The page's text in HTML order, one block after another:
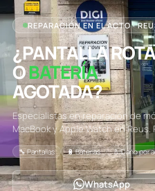
REPARACIÓN EN EL ACTO ·
¿PANTALLA ROTA
OBATERÍA
AGOTADA?
Especialistas en reparación de
MacBook y Apple Watch en
🔧 Pantallas 🔋 Baterías 💧 Daño por
WhatsApp